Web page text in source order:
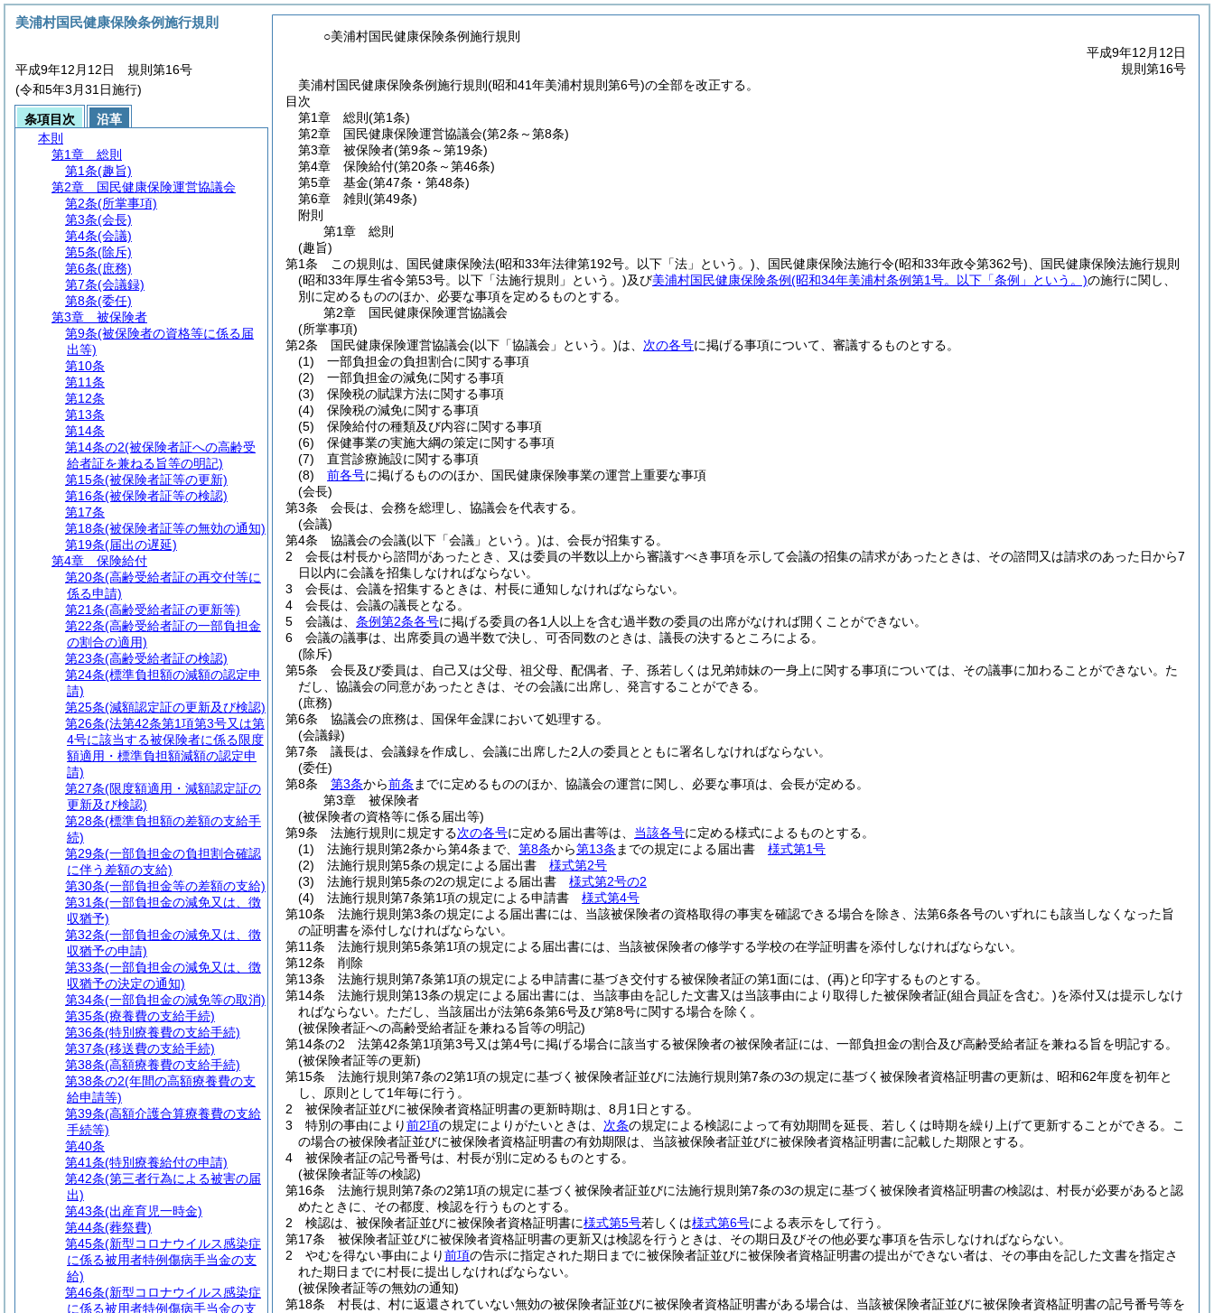
○美浦村国民健康保険条例施行規則
平成9年12月12日
規則第16号
美浦村国民健康保険条例施行規則(昭和41年美浦村規則第6号)の全部を改正する。
目次
第1章
総則 (第1条)
第2章
国民健康保険運営協議会(第2条～第8条)
第3章
被保険者(第9条～第19条)
第4章
保険給付(第20条～第46条)
第5章
基金(第47条・第48条)
第6章
雑則 (第49条)
附則
第1章
総則
(趣旨)
第1条
この規則は、国民健康保険法(昭和33年法律第192号。以下「法」という。) 、国民健康保険法施行令(昭和33年政令第362号) 、国民健康保険法施行規則
(昭和33年厚生省令第53号。以下「法施行規則」という。)及び美浦村国民健康保険条例(昭和34年美浦村条例第1号。以下「条例」という。)の施行に関し、
別に定めるもののほか、必要な事項を定めるものとする。
第2章
国民健康保険運営協議会
(所掌事項)
第2条
国民健康保険運営協議会(以下「協議会」という。)は、 次の各号に掲げる事項について、審議するものとする。
(1)
一部負担金の負担割合に関する事項
(2)
一部負担金の減免に関する事項
(3)
保険税の賦課方法に関する事項
(4)
保険税の減免に関する事項
(5)
保険給付の種類及び内容に関する事項
(6)
保健事業の実施大綱の策定に関する事項
(7)
直営診療施設に関する事項
(8)
前各号に掲げるもののほか、国民健康保険事業の運営上重要な事項
(会長)
第3条
会長は、会務を総理し、協議会を代表する。
(会議)
第4条
協議会の会議(以下「会議」という。)は、会長が招集する。
2
会長は村長から諮問があったとき、又は委員の半数以上から審議すべき事項を示して会議の招集の請求があったときは、その諮問又は請求のあった日から7
日以内に会議を招集しなければならない。
3
会長は、会議を招集するときは、村長に通知しなければならない。
4
会長は、会議の議長となる。
5
会議は、 条例第2条各号に掲げる委員の各1人以上を含む過半数の委員の出席がなければ開くことができない。
6
会議の議事は、出席委員の過半数で決し、可否同数のときは、議長の決するところによる。
(除斥)
第5条
会長及び委員は、自己又は父母、祖父母、配偶者、子、孫若しくは兄弟姉妹の一身上に関する事項については、その議事に加わることができない。 た
だし、協議会の同意があったときは、その会議に出席し、発言することができる。
(庶務)
第6条
協議会の庶務は、国保年金課において処理する。
(会議録)
第7条
議長は、会議録を作成し、会議に出席した2人の委員とともに署名しなければならない。
(委任)
第8条
第3条から前条 までに定めるもののほか、協議会の運営に関し、必要な事項は、会長が定める。
第3章
被保険者
(被保険者の資格等に係る届出等)
第9条
法施行規則に規定する次の各号に定める届出書等は、 当該各号に定める様式によるものとする。
(1)
法施行規則第2条から第4条まで、 第8条から第13条 までの規定による届出書 様式第1号
(2)
法施行規則第5条の規定による届出書 様式第2号
(3)
法施行規則第5条の2の規定による届出書 様式第2号の2
(4)
法施行規則第7条第1項の規定による申請書 様式第4号
第10条
法施行規則第3条の規定による届出書には、当該被保険者の資格取得の事実を確認できる場合を除き、法第6条各号のいずれにも該当しなくなった旨
の証明書を添付しなければならない。
第11条
法施行規則第5条第1項の規定による届出書には、当該被保険者の修学する学校の在学証明書を添付しなければならない。
第12条
削除
第13条
法施行規則第7条第1項の規定による申請書に基づき交付する被保険者証の第1面には、 (再)と印字するものとする。
第14条
法施行規則第13条の規定による届出書には、当該事由を記した文書又は当該事由により取得した被保険者証(組合員証を含む。)を添付又は提示しなけ
ればならない。 ただし、当該届出が法第6条第6号及び第8号に関する場合を除く。
(被保険者証への高齢受給者証を兼ねる旨等の明記)
第14条の2
法第42条第1項第3号又は第4号に掲げる場合に該当する被保険者の被保険者証には、一部負担金の割合及び高齢受給者証を兼ねる旨を明記する。
(被保険者証等の更新)
第15条
法施行規則第7条の2第1項の規定に基づく被保険者証並びに法施行規則第7条の3の規定に基づく被保険者資格証明書の更新は、昭和62年度を初年と
し、原則として1年毎に行う。
2
被保険者証並びに被保険者資格証明書の更新時期は、8月1日とする。
3
特別の事由により前2項の規定によりがたいときは、 次条の規定による検認によって有効期間を延長、若しくは時期を繰り上げて更新することができる。
こ
の場合の被保険者証並びに被保険者資格証明書の有効期限は、当該被保険者証並びに被保険者資格証明書に記載した期限とする。
4
被保険者証の記号番号は、村長が別に定めるものとする。
(被保険者証等の検認)
第16条
法施行規則第7条の2第1項の規定に基づく被保険者証並びに法施行規則第7条の3の規定に基づく被保険者資格証明書の検認は、村長が必要があると認
めたときに、その都度、検認を行うものとする。
2
検認は、被保険者証並びに被保険者資格証明書に様式第5号若しくは様式第6号による表示をして行う。
第17条
被保険者証並びに被保険者資格証明書の更新又は検認を行うときは、その期日及びその他必要な事項を告示しなければならない。
2
やむを得ない事由により前項の告示に指定された期日までに被保険者証並びに被保険者資格証明書の提出ができない者は、その事由を記した文書を指定さ
れた期日までに村長に提出しなければならない。
(被保険者証等の無効の通知)
第18条
村長は、村に返還されていない無効の被保険者証並びに被保険者資格証明書がある場合は、当該被保険者証並びに被保険者資格証明書の記号番号等を
美浦村国民健康保険条例施行規則
平成9年12月12日 規則第16号
(令和5年3月31日施行)
条項目次
沿革
本則
第1章
総則
第1条(趣旨)
第2章
国民健康保険運営協議会
第2条(所掌事項)
第3条(会長)
第4条(会議)
第5条(除斥)
第6条(庶務)
第7条(会議録)
第8条(委任)
第3章
被保険者
第9条(被保険者の資格等に係る届
出等)
第10条
第11条
第12条
第13条
第14条
第14条の2(被保険者証への高齢受
給者証を兼ねる旨等の明記)
第15条(被保険者証等の更新)
第16条(被保険者証等の検認)
第17条
第18条(被保険者証等の無効の通知)
第19条(届出の遅延)
第4章
保険給付
第20条(高齢受給者証の再交付等に
係る申請)
第21条(高齢受給者証の更新等)
第22条(高齢受給者証の一部負担金
の割合の適用)
第23条(高齢受給者証の検認)
第24条(標準負担額の減額の認定申
請)
第25条(減額認定証の更新及び検認)
第26条(法第42条第1項第3号又は第
4号に該当する被保険者に係る限度
額適用・標準負担額減額の認定申
請)
第27条(限度額適用・減額認定証の
更新及び検認)
第28条(標準負担額の差額の支給手
続)
第29条(一部負担金の負担割合確認
に伴う差額の支給)
第30条(一部負担金等の差額の支給)
第31条(一部負担金の減免又は、徴
収猶予)
第32条(一部負担金の減免又は、徴
収猶予の申請)
第33条(一部負担金の減免又は、徴
収猶予の決定の通知)
第34条(一部負担金の減免等の取消)
第35条(療養費の支給手続)
第36条(特別療養費の支給手続)
第37条(移送費の支給手続)
第38条(高額療養費の支給手続)
第38条の2(年間の高額療養費の支
給申請等)
第39条(高額介護合算療養費の支給
手続等)
第40条
第41条(特別療養給付の申請)
第42条(第三者行為による被害の届
出)
第43条(出産育児一時金)
第44条(葬祭費)
第45条(新型コロナウイルス感染症
に係る被用者特例傷病手当金の支
給)
第46条(新型コロナウイルス感染症
に係る被用者特例傷病手当金の支